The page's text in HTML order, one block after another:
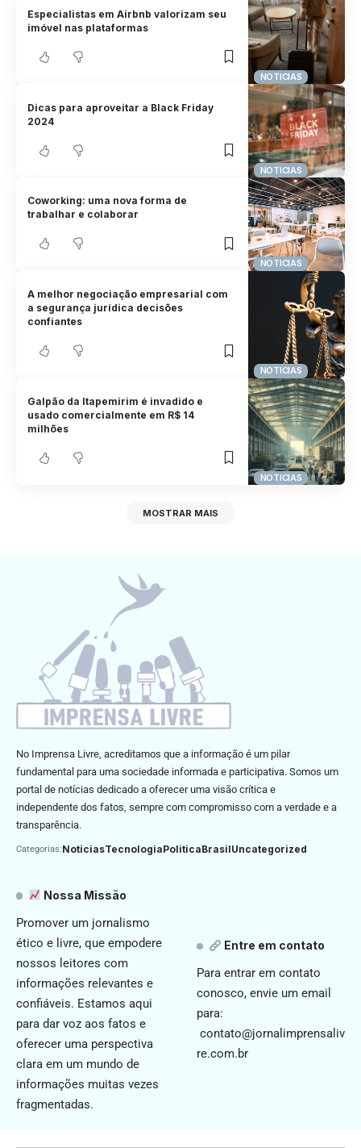
NOTICIAS
Especialistas em Airbnb valorizam seu
imóvel nas plataformas
NOTICIAS
Dicas para aproveitar a Black Friday
2024
NOTICIAS
Coworking: uma nova forma de
trabalhar e colaborar
NOTICIAS
A melhor negociação empresarial com
a segurança jurídica decisões
confiantes
NOTICIAS
Galpão da Itapemirim é invadido e
usado comercialmente em R$ 14
milhões
MOSTRAR MAIS
No Imprensa Livre, acreditamos que a informação é um pilar
fundamental para uma sociedade informada e participativa. Somos um
portal de notícias dedicado a oferecer uma visão crítica e
independente dos fatos, sempre com compromisso com a verdade e a
transparência.
Categorias:NoticiasTecnologiaPoliticaBrasilUncategorized
Nossa Missão
Promover um jornalismo
ético e livre, que empodere
nossos leitores com
informações relevantes e
confiáveis. Estamos aqui
para dar voz aos fatos e
oferecer uma perspectiva
clara em um mundo de
informações muitas vezes
fragmentadas.
Entre em contato
Para entrar em contato
conosco, envie um email
para:
contato@jornalimprensaliv
re.com.br